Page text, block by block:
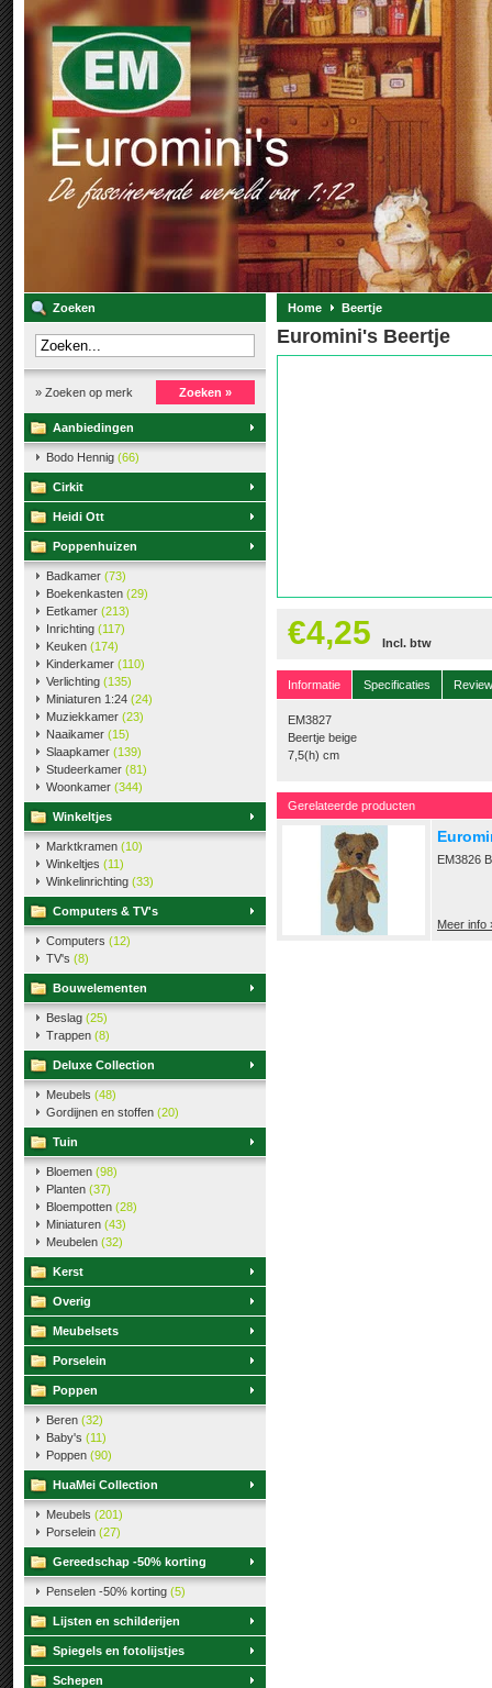
Zoeken
» Zoeken op merk Zoeken »
Aanbiedingen
Bodo Hennig (66)
Cirkit
Heidi Ott
Poppenhuizen
Badkamer (73)
Boekenkasten (29)
Eetkamer (213)
Inrichting (117)
Keuken (174)
Kinderkamer (110)
Verlichting (135)
Miniaturen 1:24 (24)
Muziekkamer (23)
Naaikamer (15)
Slaapkamer (139)
Studeerkamer (81)
Woonkamer (344)
Winkeltjes
Marktkramen (10)
Winkeltjes (11)
Winkelinrichting (33)
Computers & TV's
Computers (12)
TV's (8)
Bouwelementen
Beslag (25)
Trappen (8)
Deluxe Collection
Meubels (48)
Gordijnen en stoffen (20)
Tuin
Bloemen (98)
Planten (37)
Bloempotten (28)
Miniaturen (43)
Meubelen (32)
Kerst
Overig
Meubelsets
Porselein
Poppen
Beren (32)
Baby's (11)
Poppen (90)
HuaMei Collection
Meubels (201)
Porselein (27)
Gereedschap -50% korting
Penselen -50% korting (5)
Lijsten en schilderijen
Spiegels en fotolijstjes
Schepen
Home Beertje
Euromini's Beertje
€4,25 Incl. btw
Informatie Specificaties
EM3827
Beertje beige
7,5(h) cm
Gerelateerde producten
EM3826
Meer info